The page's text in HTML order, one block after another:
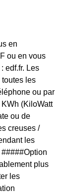
en
ou en vous
edf.fr. Les
les
ou par
(KiloWatt
ou de
creuses /
les
plus
les